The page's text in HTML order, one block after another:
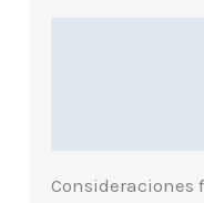
Consideraciones